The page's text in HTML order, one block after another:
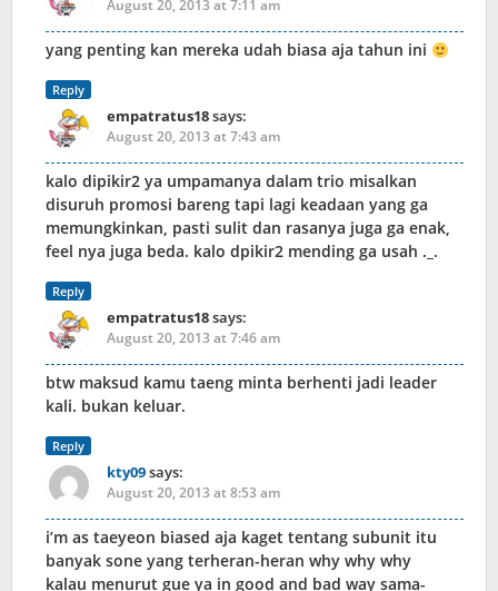
August 20, 2013 at 7:11 am
yang penting kan mereka udah biasa aja tahun ini
Reply
empatratus18says:
August 20, 2013 at 7:43 am
kalo dipikir2 ya umpamanya dalam trio misalkan
disuruh promosi bareng tapi lagi keadaan yang ga
memungkinkan, pasti sulit dan rasanya juga ga enak,
feel nya juga beda. kalo dpikir2 mending ga usah ._.
Reply
empatratus18says:
August 20, 2013 at 7:46 am
btw maksud kamu taeng minta berhenti jadi leader
kali. bukan keluar.
Reply
kty09says:
August 20, 2013 at 8:53 am
i’m as taeyeon biased aja kaget tentang subunit itu
banyak sone yang terheran-heran why why why
kalau menurut gue ya in good and bad way sama-